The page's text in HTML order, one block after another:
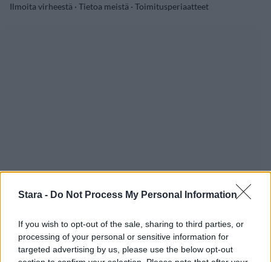
Stara - Do Not Process My Personal Information
If you wish to opt-out of the sale, sharing to third parties, or
processing of your personal or sensitive information for
targeted advertising by us, please use the below opt-out
Ilmoita virheestä · Tietoa meistä · Toimitusperiaatteet